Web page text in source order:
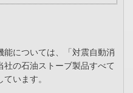
については、「対震自動消
の石油ストーブ製品すべて
います。